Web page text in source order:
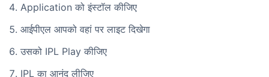
Application को इंस्टॉल कीजिए
आईपीएल आपको वहां पर लाइट दिखेगा
उसको IPL Play कीजिए
IPL का आनंद लीजिए